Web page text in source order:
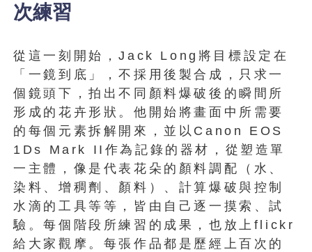
次練習
從這一刻開始，Jack Long將目標設定在
「一鏡到底」，不採用後製合成，只求一
個鏡頭下，拍出不同顏料爆破後的瞬間所
形成的花卉形狀。他開始將畫面中所需要
的每個元素拆解開來，並以Canon EOS
1Ds Mark II作為記錄的器材，從塑造單
一主體，像是代表花朵的顏料調配（水、
染料、增稠劑、顏料）、計算爆破與控制
水滴的工具等等，皆由自己逐一摸索、試
驗。每個階段所練習的成果，也放上flickr
給大家觀摩。每張作品都是歷經上百次的